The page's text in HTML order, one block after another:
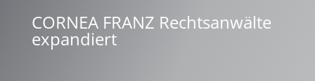
CORNEA FRANZ Rechtsanwälte
expandiert